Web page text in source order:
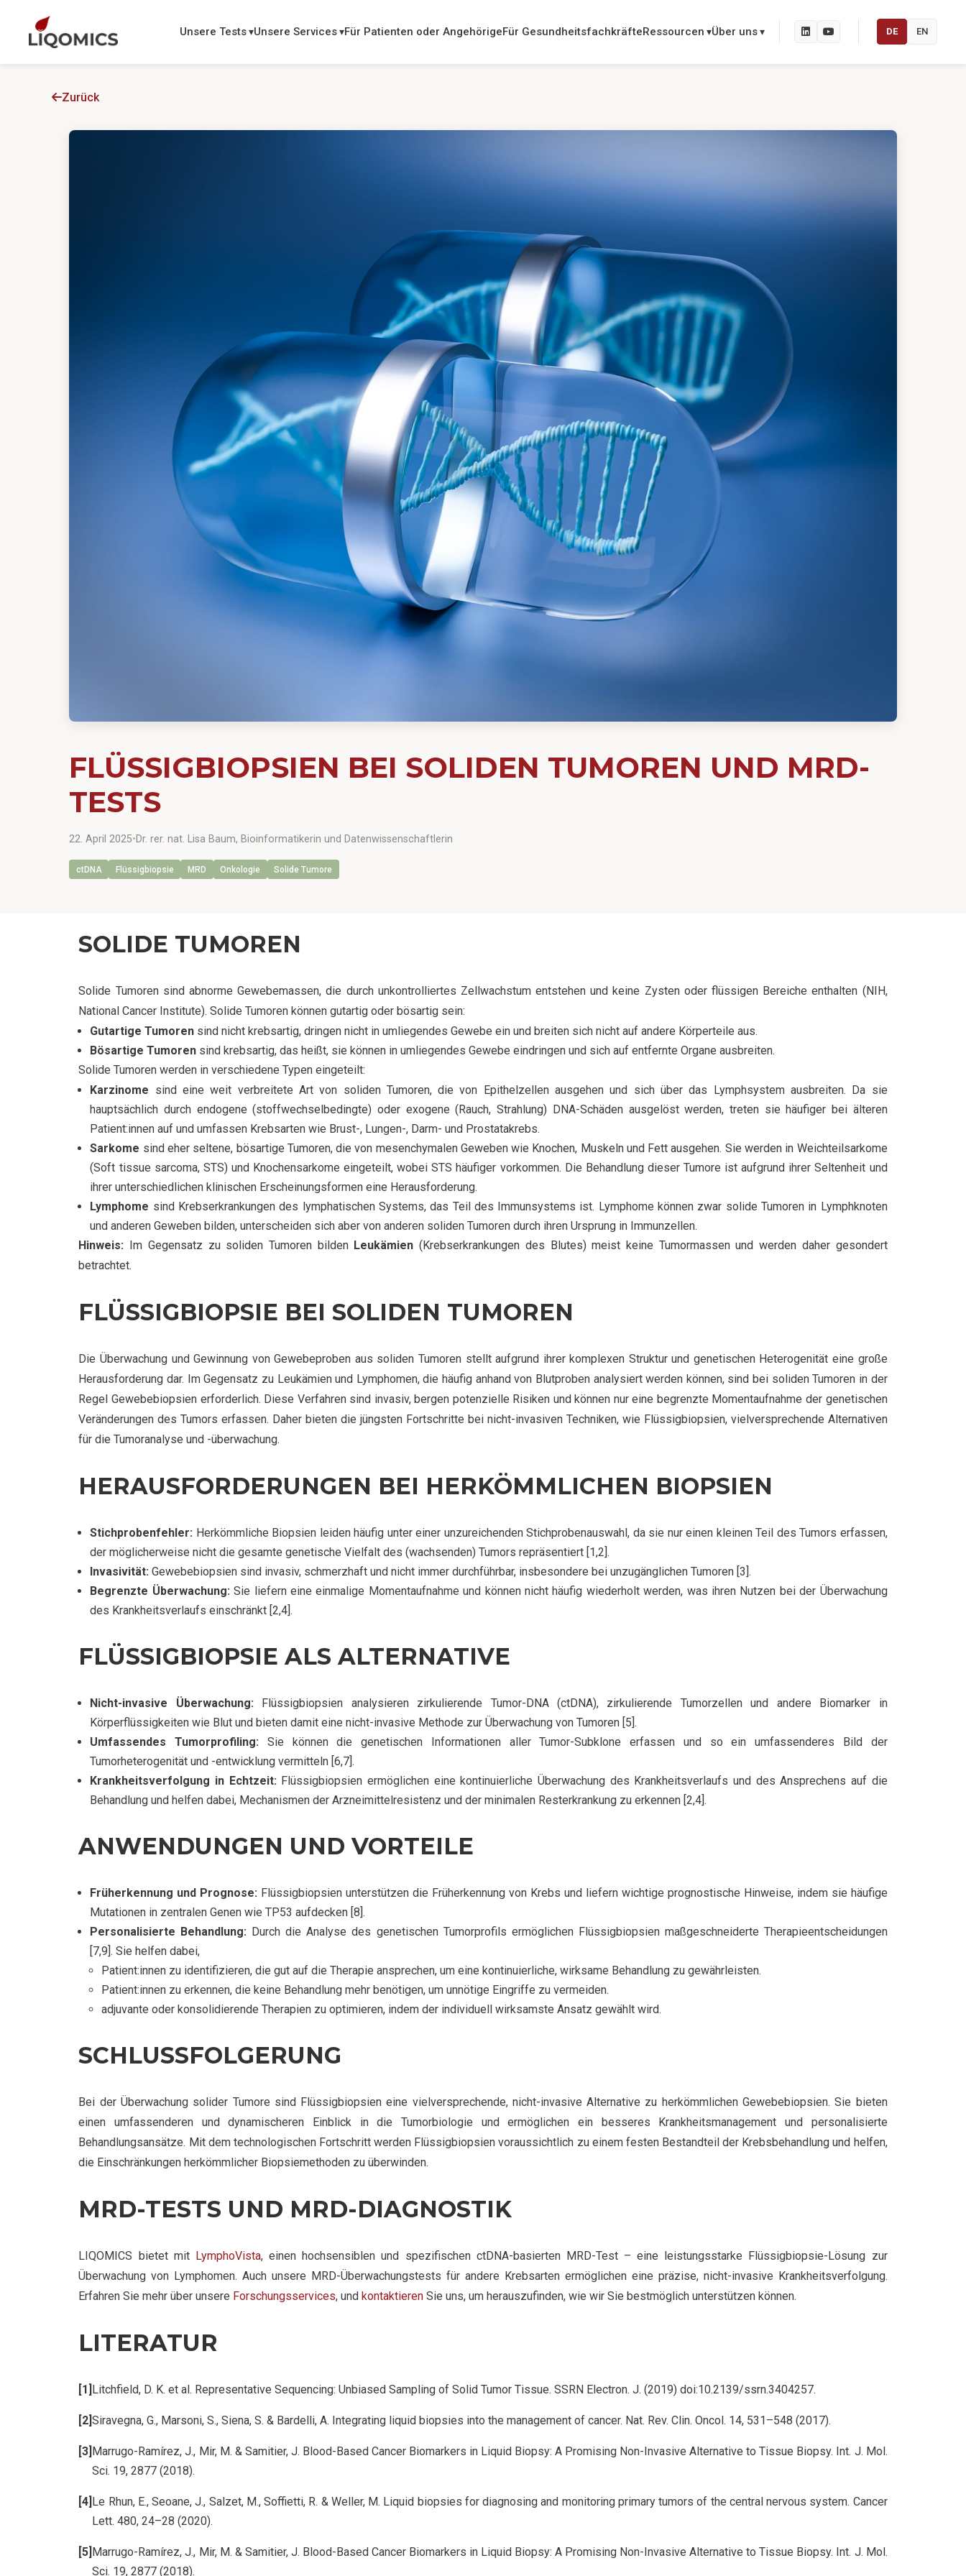
Unsere Tests Unsere Services Für Patienten oder AngehörigeFür GesundheitsfachkräfteRessourcen Über uns DE EN
Zurück
FLÜSSIGBIOPSIEN BEI SOLIDEN TUMOREN UND MRD-
TESTS
22. April 2025•Dr. rer. nat. Lisa Baum, Bioinformatikerin und Datenwissenschaftlerin
ctDNA Flüssigbiopsie MRD Onkologie Solide Tumore
SOLIDE TUMOREN
Solide Tumoren sind abnorme Gewebemassen, die durch unkontrolliertes Zellwachstum entstehen und keine Zysten oder flüssigen Bereiche enthalten (NIH,
National Cancer Institute). Solide Tumoren können gutartig oder bösartig sein:
Gutartige Tumoren sind nicht krebsartig, dringen nicht in umliegendes Gewebe ein und breiten sich nicht auf andere Körperteile aus.
Bösartige Tumoren sind krebsartig, das heißt, sie können in umliegendes Gewebe eindringen und sich auf entfernte Organe ausbreiten.
Solide Tumoren werden in verschiedene Typen eingeteilt:
Karzinome sind eine weit verbreitete Art von soliden Tumoren, die von Epithelzellen ausgehen und sich über das Lymphsystem ausbreiten. Da sie
hauptsächlich durch endogene (stoffwechselbedingte) oder exogene (Rauch, Strahlung) DNA-Schäden ausgelöst werden, treten sie häufiger bei älteren
Patient:innen auf und umfassen Krebsarten wie Brust-, Lungen-, Darm- und Prostatakrebs.
Sarkome sind eher seltene, bösartige Tumoren, die von mesenchymalen Geweben wie Knochen, Muskeln und Fett ausgehen. Sie werden in Weichteilsarkome
(Soft tissue sarcoma, STS) und Knochensarkome eingeteilt, wobei STS häufiger vorkommen. Die Behandlung dieser Tumore ist aufgrund ihrer Seltenheit und
ihrer unterschiedlichen klinischen Erscheinungsformen eine Herausforderung.
Lymphome sind Krebserkrankungen des lymphatischen Systems, das Teil des Immunsystems ist. Lymphome können zwar solide Tumoren in Lymphknoten
und anderen Geweben bilden, unterscheiden sich aber von anderen soliden Tumoren durch ihren Ursprung in Immunzellen.
Hinweis: Im Gegensatz zu soliden Tumoren bilden Leukämien (Krebserkrankungen des Blutes) meist keine Tumormassen und werden daher gesondert
betrachtet.
FLÜSSIGBIOPSIE BEI SOLIDEN TUMOREN
Die Überwachung und Gewinnung von Gewebeproben aus soliden Tumoren stellt aufgrund ihrer komplexen Struktur und genetischen Heterogenität eine große
Herausforderung dar. Im Gegensatz zu Leukämien und Lymphomen, die häufig anhand von Blutproben analysiert werden können, sind bei soliden Tumoren in der
Regel Gewebebiopsien erforderlich. Diese Verfahren sind invasiv, bergen potenzielle Risiken und können nur eine begrenzte Momentaufnahme der genetischen
Veränderungen des Tumors erfassen. Daher bieten die jüngsten Fortschritte bei nicht-invasiven Techniken, wie Flüssigbiopsien, vielversprechende Alternativen
für die Tumoranalyse und -überwachung.
HERAUSFORDERUNGEN BEI HERKÖMMLICHEN BIOPSIEN
Stichprobenfehler: Herkömmliche Biopsien leiden häufig unter einer unzureichenden Stichprobenauswahl, da sie nur einen kleinen Teil des Tumors erfassen,
der möglicherweise nicht die gesamte genetische Vielfalt des (wachsenden) Tumors repräsentiert [1,2].
Invasivität: Gewebebiopsien sind invasiv, schmerzhaft und nicht immer durchführbar, insbesondere bei unzugänglichen Tumoren [3].
Begrenzte Überwachung: Sie liefern eine einmalige Momentaufnahme und können nicht häufig wiederholt werden, was ihren Nutzen bei der Überwachung
des Krankheitsverlaufs einschränkt [2,4].
FLÜSSIGBIOPSIE ALS ALTERNATIVE
Nicht-invasive Überwachung: Flüssigbiopsien analysieren zirkulierende Tumor-DNA (ctDNA), zirkulierende Tumorzellen und andere Biomarker in
Körperflüssigkeiten wie Blut und bieten damit eine nicht-invasive Methode zur Überwachung von Tumoren [5].
Umfassendes Tumorprofiling: Sie können die genetischen Informationen aller Tumor-Subklone erfassen und so ein umfassenderes Bild der
Tumorheterogenität und -entwicklung vermitteln [6,7].
Krankheitsverfolgung in Echtzeit: Flüssigbiopsien ermöglichen eine kontinuierliche Überwachung des Krankheitsverlaufs und des Ansprechens auf die
Behandlung und helfen dabei, Mechanismen der Arzneimittelresistenz und der minimalen Resterkrankung zu erkennen [2,4].
ANWENDUNGEN UND VORTEILE
Früherkennung und Prognose: Flüssigbiopsien unterstützen die Früherkennung von Krebs und liefern wichtige prognostische Hinweise, indem sie häufige
Mutationen in zentralen Genen wie TP53 aufdecken [8].
Personalisierte Behandlung: Durch die Analyse des genetischen Tumorprofils ermöglichen Flüssigbiopsien maßgeschneiderte Therapieentscheidungen
[7,9]. Sie helfen dabei,
Patient:innen zu identifizieren, die gut auf die Therapie ansprechen, um eine kontinuierliche, wirksame Behandlung zu gewährleisten.
Patient:innen zu erkennen, die keine Behandlung mehr benötigen, um unnötige Eingriffe zu vermeiden.
adjuvante oder konsolidierende Therapien zu optimieren, indem der individuell wirksamste Ansatz gewählt wird.
SCHLUSSFOLGERUNG
Bei der Überwachung solider Tumore sind Flüssigbiopsien eine vielversprechende, nicht-invasive Alternative zu herkömmlichen Gewebebiopsien. Sie bieten
einen umfassenderen und dynamischeren Einblick in die Tumorbiologie und ermöglichen ein besseres Krankheitsmanagement und personalisierte
Behandlungsansätze. Mit dem technologischen Fortschritt werden Flüssigbiopsien voraussichtlich zu einem festen Bestandteil der Krebsbehandlung und helfen,
die Einschränkungen herkömmlicher Biopsiemethoden zu überwinden.
MRD-TESTS UND MRD-DIAGNOSTIK
LIQOMICS bietet mit LymphoVista, einen hochsensiblen und spezifischen ctDNA-basierten MRD-Test – eine leistungsstarke Flüssigbiopsie-Lösung zur
Überwachung von Lymphomen. Auch unsere MRD-Überwachungstests für andere Krebsarten ermöglichen eine präzise, nicht-invasive Krankheitsverfolgung.
Erfahren Sie mehr über unsere Forschungsservices, undkontaktieren Sie uns, um herauszufinden, wie wir Sie bestmöglich unterstützen können.
LITERATUR
Litchfield, D. K. et al. Representative Sequencing: Unbiased Sampling of Solid Tumor Tissue. SSRN Electron. J. (2019) doi:10.2139/ssrn.3404257.
Siravegna, G., Marsoni, S., Siena, S. & Bardelli, A. Integrating liquid biopsies into the management of cancer. Nat. Rev. Clin. Oncol. 14, 531–548 (2017).
Marrugo-Ramírez, J., Mir, M. & Samitier, J. Blood-Based Cancer Biomarkers in Liquid Biopsy: A Promising Non-Invasive Alternative to Tissue Biopsy. Int. J. Mol.
Sci. 19, 2877 (2018).
Le Rhun, E., Seoane, J., Salzet, M., Soffietti, R. & Weller, M. Liquid biopsies for diagnosing and monitoring primary tumors of the central nervous system. Cancer
Lett. 480, 24–28 (2020).
Marrugo-Ramírez, J., Mir, M. & Samitier, J. Blood-Based Cancer Biomarkers in Liquid Biopsy: A Promising Non-Invasive Alternative to Tissue Biopsy. Int. J. Mol.
Sci. 19, 2877 (2018).